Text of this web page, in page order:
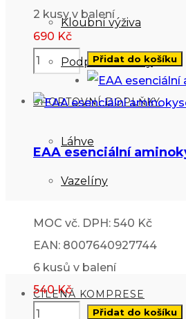
Kloubní výživa
Podpora imunity
SPORTOVNÍ DOPLŇKY
Láhve
Vazelíny
ROYAL BAY
CÍLENÁ KOMPRESE
2 kusy v balení
690 Kč
Přidat do košíku
EAA esenciální
MOC vč. DPH: 540 Kč
EAN: 8007640927744
6 kusů v balení
540Kč
Přidat do košíku